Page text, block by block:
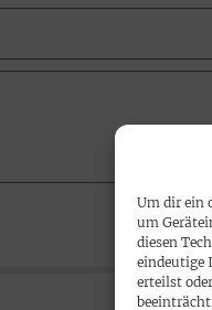
Um dir ein
um
diesen
eindeutige
erteilst